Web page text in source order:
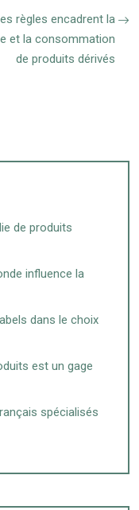
règles encadrent la
et la consommation
de produits dérivés
de produits
influence la
dans le choix
est un gage
spécialisés